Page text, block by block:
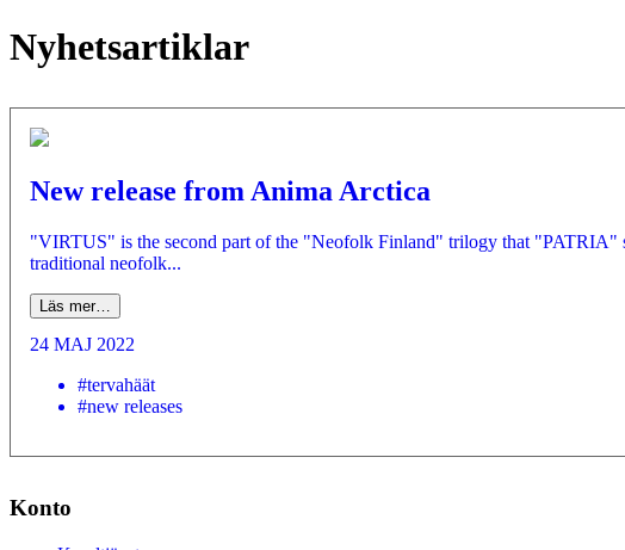
Nyhetsartiklar
New release from Anima Arctica
"VIRTUS" is the second part of the "Neofolk Finland" trilogy that
traditional neofolk...
Läs mer…
24 MAJ 2022
#tervahäät
#new releases
Konto